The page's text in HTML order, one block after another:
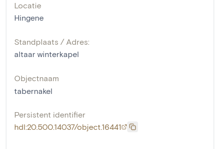
Locatie
Hingene
Standplaats / Adres:
altaar winterkapel
Objectnaam
tabernakel
Persistent identifier
hdl:20.500.14037/object.16441